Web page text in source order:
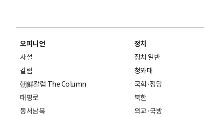
오피니언
사설
칼럼
朝鮮칼럼 The Column
태평로
동서남북
정치
정치 일반
청와대
국회·정당
북한
외교·국방